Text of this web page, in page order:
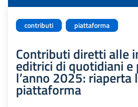
contributi piattaforma
Contributi diretti alle
editrici di quotidiani e
l’anno 2025: riaperta
piattaforma